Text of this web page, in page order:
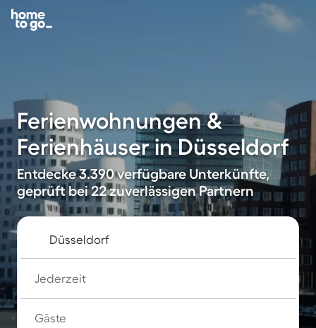
Ferienwohnungen &
Ferienhäuser in Düsseldorf
Entdecke 3.390 verfügbare Unterkünfte,
geprüft bei 22 zuverlässigen Partnern
Jederzeit
Gäste